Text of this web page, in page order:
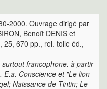
2000. Ouvrage dirigé par
Benoît DENIS et
25, 670 pp., rel. toile éd.,
francophone. à partir
Conscience et "Le lion
Naissance de Tintin; Le